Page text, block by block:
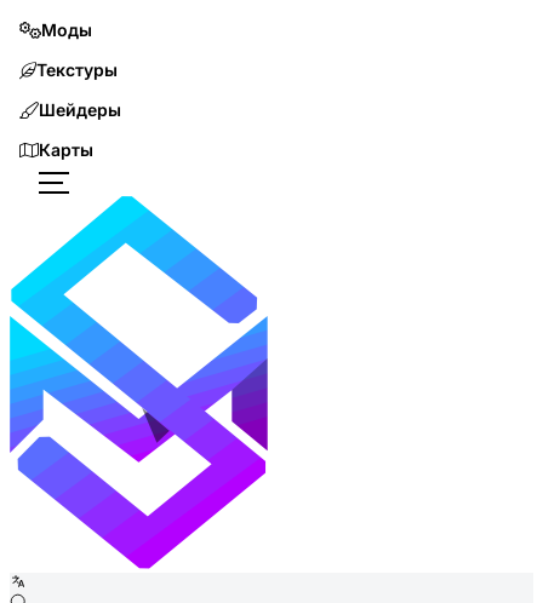
Моды
Текстуры
Шейдеры
Карты